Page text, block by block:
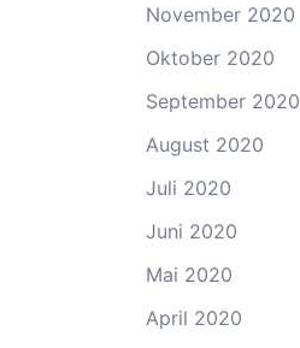
November 2020
Oktober 2020
September 2020
August 2020
Juli 2020
Juni 2020
Mai 2020
April 2020